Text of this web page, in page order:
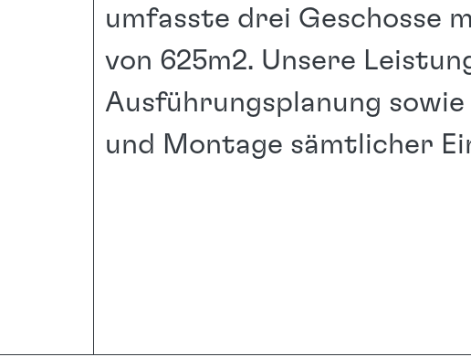
umfasste drei Geschosse
von 625m2. Unsere
Ausführungsplanung
und Montage sämtlicher